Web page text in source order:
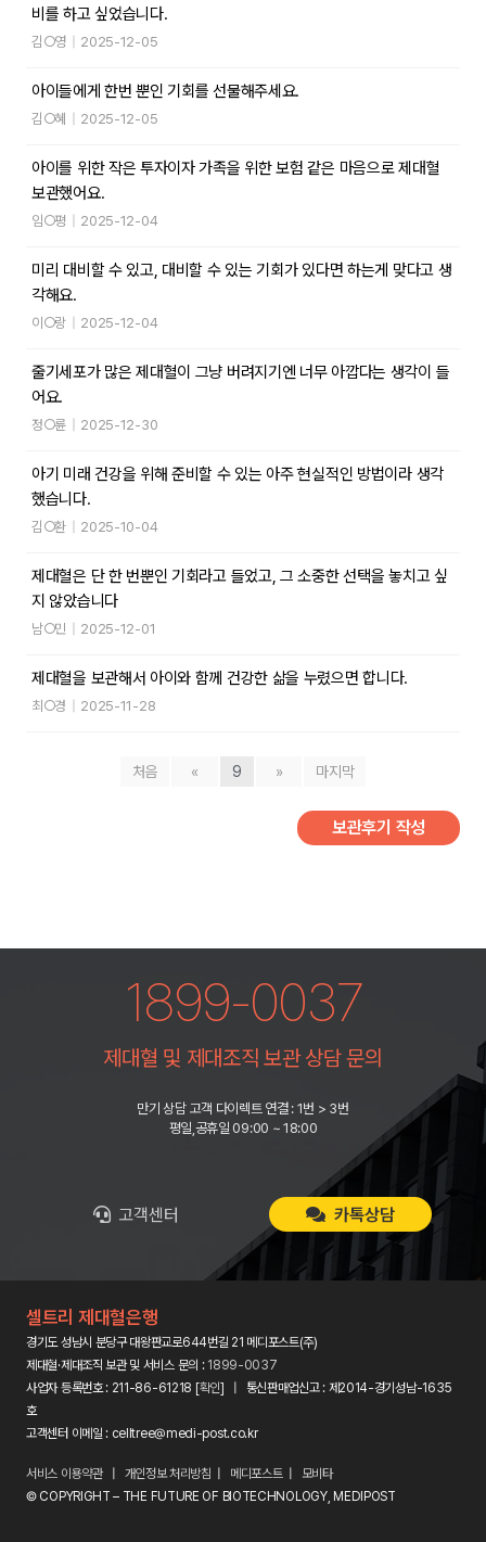
비를 하고 싶었습니다.
김○영 2025-12-05
아이들에게 한번 뿐인 기회를 선물해주세요.
김○혜 2025-12-05
아이를 위한 작은 투자이자 가족을 위한 보험 같은 마음으로 제대혈
보관했어요.
임○평 2025-12-04
미리 대비할 수 있고, 대비할 수 있는 기회가 있다면 하는게 맞다고 생
각해요.
이○랑 2025-12-04
줄기세포가 많은 제대혈이 그냥 버려지기엔 너무 아깝다는 생각이 들
어요.
정○륜 2025-12-30
아기 미래 건강을 위해 준비할 수 있는 아주 현실적인 방법이라 생각
했습니다.
김○환 2025-10-04
제대혈은 단 한 번뿐인 기회라고 들었고, 그 소중한 선택을 놓치고 싶
지 않았습니다
남○민 2025-12-01
제대혈을 보관해서 아이와 함께 건강한 삶을 누렸으면 합니다.
최○경 2025-11-28
처음 « 9 » 마지막
보관후기 작성
1899-0037
제대혈 및 제대조직 보관 상담 문의
만기 상담 고객 다이렉트 연결 : 1번 > 3번
평일,공휴일 09:00 ~ 18:00
고객센터 카톡상담
셀트리 제대혈은행
경기도 성남시 분당구 대왕판교로644번길 21 메디포스트(주)
제대혈·제대조직 보관 및 서비스 문의 : 1899-0037
사업자 등록번호 : 211-86-61218 [확인] | 통신판매업신고 : 제2014-경기성남-1635
호
고객센터 이메일 : celltree@medi-post.co.kr
서비스 이용약관| 개인정보 처리방침 메디포스트| 모비타
© COPYRIGHT – THE FUTURE OF BIOTECHNOLOGY, MEDIPOST